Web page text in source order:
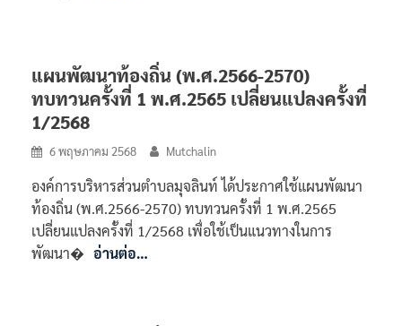
แผนพัฒนาท้องถิ่น (พ.ศ.2566-2570)
ทบทวนครั้งที่ 1 พ.ศ.2565 เปลี่ยนแปลงครั้งที่
1/2568
6 พฤษภาคม 2568 Mutchalin
องค์การบริหารส่วนตำบลมุจลินท์ ได้ประกาศใช้แผนพัฒนา
ท้องถิ่น (พ.ศ.2566-2570) ทบทวนครั้งที่ 1 พ.ศ.2565
เปลี่ยนแปลงครั้งที่ 1/2568 เพื่อใช้เป็นแนวทางในการ
พัฒนา� อ่านต่อ…